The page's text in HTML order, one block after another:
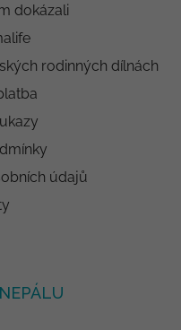
dokázali
rodinných dílnách
údajů